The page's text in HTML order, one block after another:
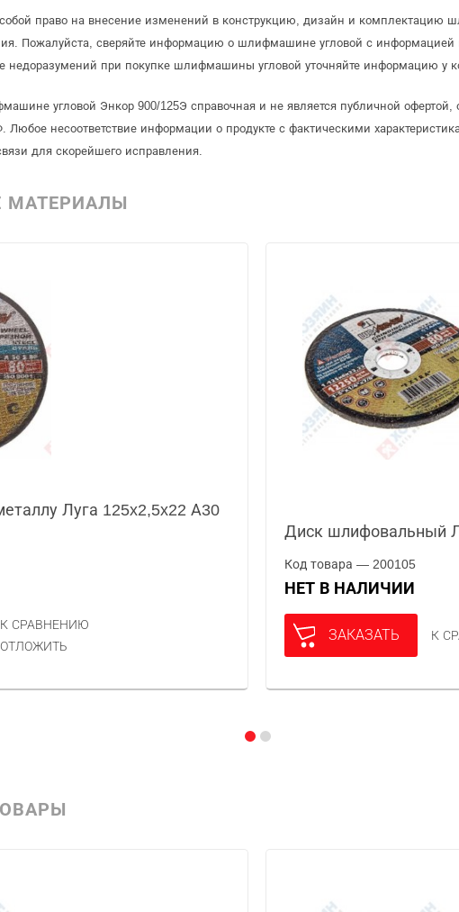
собой право на внесение изменений в конструкцию, дизайн и комплектацию
Пожалуйста, сверяйте информацию о шлифмашине угловой с
недоразумений при покупке шлифмашины угловой уточняйте информацию у
угловой Энкор 900/125Э справочная и не является публичной
Любое несоответствие информации о продукте с фактическими
для скорейшего исправления.
МАТЕРИАЛЫ
Луга 125x2,5x22 А30
К СРАВНЕНИЮ
ОТЛОЖИТЬ
Диск шлифовальный
Код товара — 200105
НЕТ В НАЛИЧИИ
ЗАКАЗАТЬ К